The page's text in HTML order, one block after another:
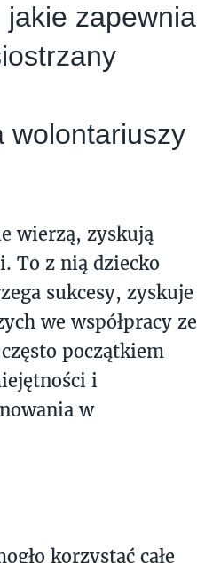
zapewnia
wolontariuszy
wierzą, zyskują
To z nią dziecko
sukcesy, zyskuje
we współpracy ze
początkiem
i
w
korzystać całe